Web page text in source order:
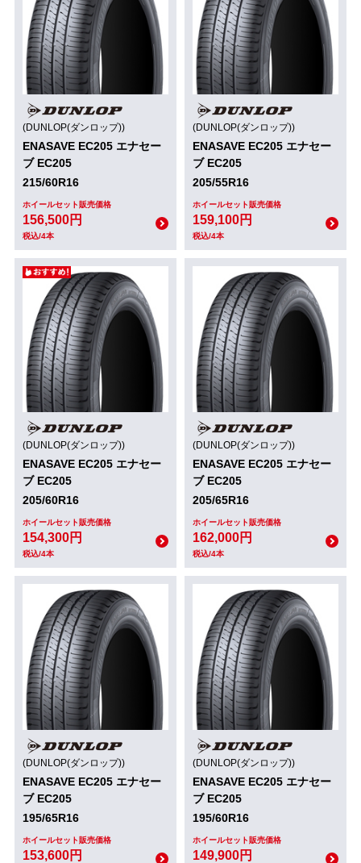
(DUNLOP(ダンロップ))
ENASAVE EC205 エナセー
ブ EC205
215/60R16
ホイールセット販売価格
156,500円
税込/4本
(DUNLOP(ダンロップ))
ENASAVE EC205 エナセー
ブ EC205
205/55R16
ホイールセット販売価格
159,100円
税込/4本
(DUNLOP(ダンロップ))
ENASAVE EC205 エナセー
ブ EC205
205/60R16
ホイールセット販売価格
154,300円
税込/4本
(DUNLOP(ダンロップ))
ENASAVE EC205 エナセー
ブ EC205
205/65R16
ホイールセット販売価格
162,000円
税込/4本
(DUNLOP(ダンロップ))
ENASAVE EC205 エナセー
ブ EC205
195/65R16
ホイールセット販売価格
153,600円
(DUNLOP(ダンロップ))
ENASAVE EC205 エナセー
ブ EC205
195/60R16
ホイールセット販売価格
149,900円